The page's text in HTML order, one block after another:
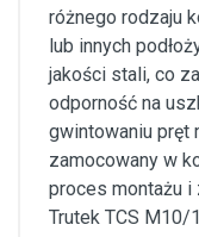
różnego rodzaju
lub innych
jakości stali, co
odporność na
gwintowaniu pręt
zamocowany w
proces montażu
Trutek TCS